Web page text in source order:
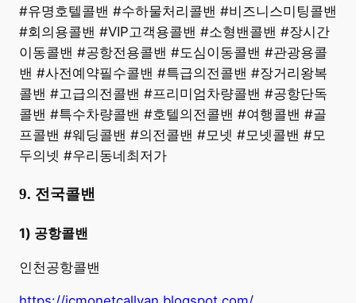
#유명호텔콜밴 #수하물처리콜밴 #비즈니스미팅콜밴
#회의용콜밴 #VIP고객용콜밴 #소형밴콜밴 #장시간
이동콜밴 #공항전용콜밴 #도심이동콜밴 #관광용콜
밴 #사전예약필수콜밴 #특급의전콜밴 #장거리왕복
콜밴 #고급의전콜밴 #프리미엄차량콜밴 #공항단독
콜밴 #특수차량콜밴 #호텔의전콜밴 #여행콜밴 #골
프콜밴 #웨딩콜밴 #의전콜밴 #모넷 #모넷콜밴 #모
두의넷 #우리동네최저가
9. 전국콜밴
1) 공항콜밴
인천공항콜밴